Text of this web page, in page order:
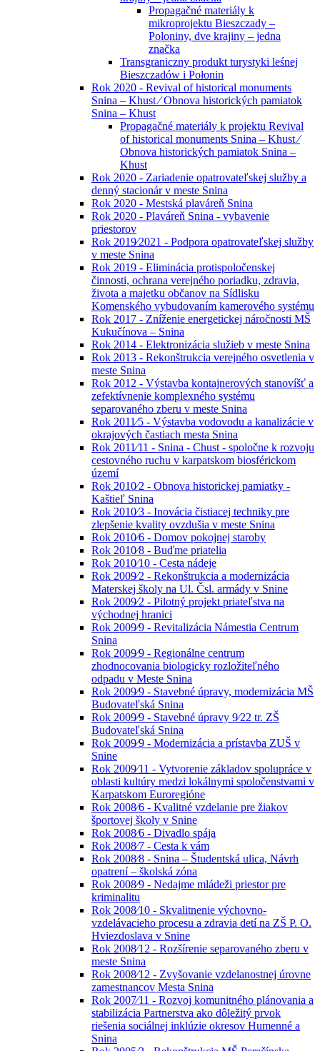
Propagačné materiály k
mikroprojektu Bieszczady –
Poloniny, dve krajiny – jedna
značka
Transgraniczny produkt turystyki leśnej
Bieszczadów i Połonin
Rok 2020 - Revival of historical monuments
Snina – Khust ⁄ Obnova historických pamiatok
Snina – Khust
Propagačné materiály k projektu Revival
of historical monuments Snina – Khust ⁄
Obnova historických pamiatok Snina –
Khust
Rok 2020 - Zariadenie opatrovateľskej služby a
denný stacionár v meste Snina
Rok 2020 - Mestská plaváreň Snina
Rok 2020 - Plaváreň Snina - vybavenie
priestorov
Rok 2019⁄2021 - Podpora opatrovateľskej služby
v meste Snina
Rok 2019 - Eliminácia protispoločenskej
činnosti, ochrana verejného poriadku, zdravia,
života a majetku občanov na Sídlisku
Komenského vybudovaním kamerového systému
Rok 2017 - Zníženie energetickej náročnosti MŠ
Kukučínova – Snina
Rok 2014 - Elektronizácia služieb v meste Snina
Rok 2013 - Rekonštrukcia verejného osvetlenia v
meste Snina
Rok 2012 - Výstavba kontajnerových stanovíšť a
zefektívnenie komplexného systému
separovaného zberu v meste Snina
Rok 2011⁄5 - Výstavba vodovodu a kanalizácie v
okrajových častiach mesta Snina
Rok 2011⁄11 - Snina - Chust - spoločne k rozvoju
cestovného ruchu v karpatskom biosférickom
území
Rok 2010⁄2 - Obnova historickej pamiatky -
Kaštieľ Snina
Rok 2010⁄3 - Inovácia čistiacej techniky pre
zlepšenie kvality ovzdušia v meste Snina
Rok 2010⁄6 - Domov pokojnej staroby
Rok 2010⁄8 - Buďme priatelia
Rok 2010⁄10 - Cesta nádeje
Rok 2009⁄2 - Rekonštrukcia a modernizácia
Materskej školy na Ul. Čsl. armády v Snine
Rok 2009⁄2 - Pilotný projekt priateľstva na
východnej hranici
Rok 2009⁄9 - Revitalizácia Námestia Centrum
Snina
Rok 2009⁄9 - Regionálne centrum
zhodnocovania biologicky rozložiteľného
odpadu v Meste Snina
Rok 2009⁄9 - Stavebné úpravy, modernizácia MŠ
Budovateľská Snina
Rok 2009⁄9 - Stavebné úpravy 9⁄22 tr. ZŠ
Budovateľská Snina
Rok 2009⁄9 - Modernizácia a prístavba ZUŠ v
Snine
Rok 2009⁄11 - Vytvorenie základov spolupráce v
oblasti kultúry medzi lokálnymi spoločenstvami v
Karpatskom Euroregióne
Rok 2008⁄6 - Kvalitné vzdelanie pre žiakov
športovej školy v Snine
Rok 2008⁄6 - Divadlo spája
Rok 2008⁄7 - Cesta k vám
Rok 2008⁄8 - Snina – Študentská ulica, Návrh
opatrení – školská zóna
Rok 2008⁄9 - Nedajme mládeži priestor pre
kriminalitu
Rok 2008⁄10 - Skvalitnenie výchovno-
vzdelávacieho procesu a zdravia detí na ZŠ P. O.
Hviezdoslava v Snine
Rok 2008⁄12 - Rozšírenie separovaného zberu v
meste Snina
Rok 2008⁄12 - Zvyšovanie vzdelanostnej úrovne
zamestnancov Mesta Snina
Rok 2007⁄11 - Rozvoj komunitného plánovania a
stabilizácia Partnerstva ako dôležitý prvok
riešenia sociálnej inklúzie okresov Humenné a
Snina